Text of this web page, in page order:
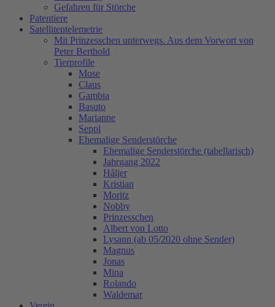
Gefahren für Störche
Patentiere
Satellitentelemetrie
Mit Prinzesschen unterwegs. Aus dem Vorwort von
Peter Berthold
Tierprofile
Mose
Claus
Gambia
Basuto
Marianne
Seppl
Ehemalige Senderstörche
Ehemalige Senderstörche (tabellarisch)
Jahrgang 2022
Håljer
Kristian
Moritz
Nobby
Prinzesschen
Albert von Lotto
Lysann (ab 05/2020 ohne Sender)
Magnus
Jonas
Mina
Rolando
Waldemar